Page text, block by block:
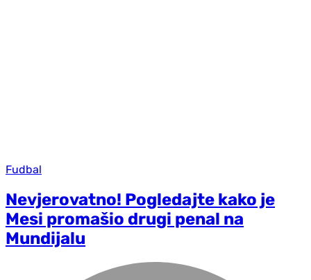
Fudbal
Nevjerovatno! Pogledajte kako je
Mesi promašio drugi penal na
Mundijalu